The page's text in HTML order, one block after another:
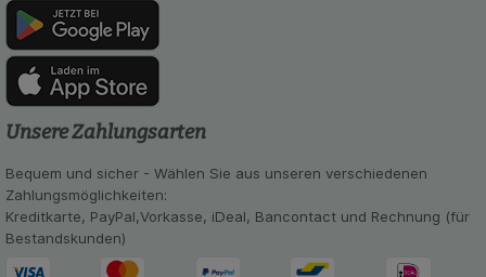
Unsere Zahlungsarten
Bequem und sicher - Wählen Sie aus unseren verschiedenen
Zahlungsmöglichkeiten:
Kreditkarte, PayPal,Vorkasse, iDeal, Bancontact und Rechnung (für
Bestandskunden)